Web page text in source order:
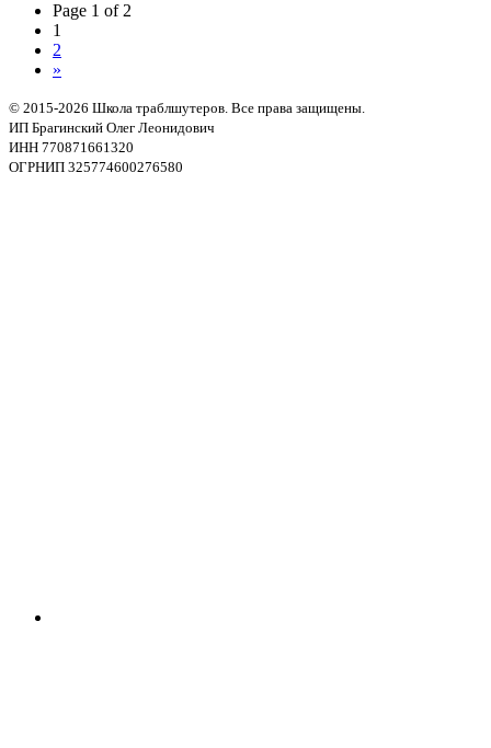
Page 1 of 2
1
2
»
© 2015-2026 Школа траблшутеров. Все права защищены.
ИП Брагинский Олег Леонидович
ИНН 770871661320
ОГРНИП 325774600276580